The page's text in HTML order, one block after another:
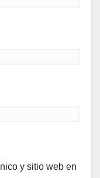
y sitio web en